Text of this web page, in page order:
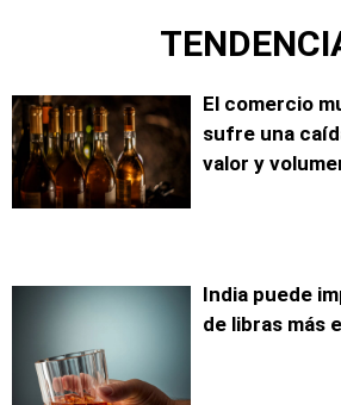
El comercio
sufre una
valor y
India puede
de libras más